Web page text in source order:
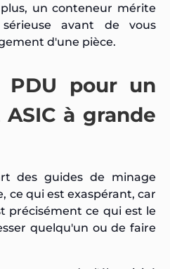
un conteneur mérite
avant de vous
d'une pièce.
PDU pour un
à grande
des guides de minage
ce qui est exaspérant, car
précisément ce qui est le
quelqu'un ou de faire